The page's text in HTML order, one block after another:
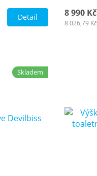
Detail 8 990 Kč
8 026,79 Kč
Skladem